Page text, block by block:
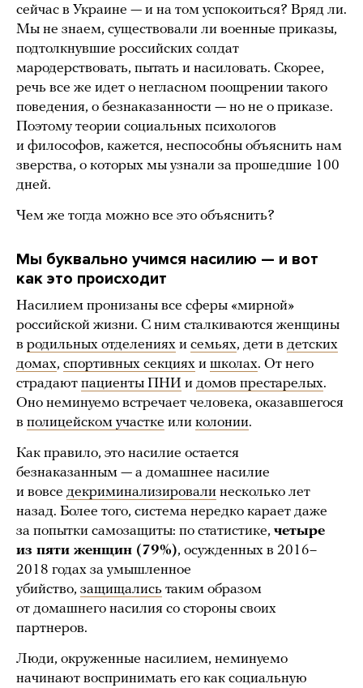
сейчас в Украине — и на том успокоиться? Вряд ли.
Мы не знаем, существовали ли военные приказы,
подтолкнувшие российских солдат
мародерствовать, пытать и насиловать. Скорее,
речь все же идет о негласном поощрении такого
поведения, о безнаказанности — но не о приказе.
Поэтому теории социальных психологов
и философов, кажется, неспособны объяснить нам
зверства, о которых мы узнали за прошедшие 100
дней.
Чем же тогда можно все это объяснить?
Мы буквально учимся насилию — и вот
как это происходит
Насилием пронизаны все сферы «мирной»
российской жизни. С ним сталкиваются женщины
в родильных отделениях и семьях, дети в детских
домах, спортивных секциях и школах. От него
страдают пациенты ПНИ и домов престарелых.
Оно неминуемо встречает человека, оказавшегося
в полицейском участке или колонии.
Как правило, это насилие остается
безнаказанным — а домашнее насилие
и вовсе декриминализировали несколько лет
назад. Более того, система нередко карает даже
за попытки самозащиты: по статистике, четыре
из пяти женщин (79%), осужденных в 2016–
2018 годах за умышленное
убийство, защищались таким образом
от домашнего насилия со стороны своих
партнеров.
Люди, окруженные насилием, неминуемо
начинают воспринимать его как социальную